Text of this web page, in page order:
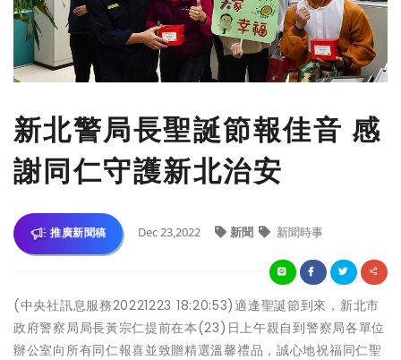
新北警局長聖誕節報佳音 感
謝同仁守護新北治安
推廣新聞稿 Dec 23,2022 新聞 新聞時事
(中央社訊息服務20221223 18:20:53)適逢聖誕節到來，新北市
政府警察局局長黃宗仁提前在本(23)日上午親自到警察局各單位
辦公室向所有同仁報喜並致贈精選溫馨禮品，誠心地祝福同仁聖